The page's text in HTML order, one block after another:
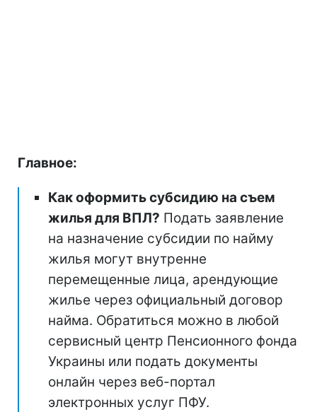
Главное:
Как оформить субсидию на съем
жилья для ВПЛ? Подать заявление
на назначение субсидии по найму
жилья могут внутренне
перемещенные лица, арендующие
жилье через официальный договор
найма. Обратиться можно в любой
сервисный центр Пенсионного фонда
Украины или подать документы
онлайн через веб-портал
электронных услуг ПФУ.